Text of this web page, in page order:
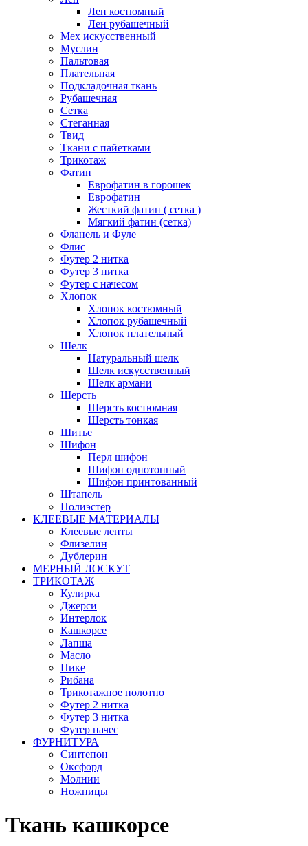
Лен костюмный
Лен рубашечный
Мех искусственный
Муслин
Пальтовая
Плательная
Подкладочная ткань
Рубашечная
Сетка
Стеганная
Твид
Ткани с пайетками
Трикотаж
Фатин
Еврофатин в горошек
Еврофатин
Жесткий фатин ( сетка )
Мягкий фатин (сетка)
Фланель и Фуле
Флис
Футер 2 нитка
Футер 3 нитка
Футер с начесом
Хлопок
Хлопок костюмный
Хлопок рубашечный
Хлопок плательный
Шелк
Натуральный шелк
Шелк искусственный
Шелк армани
Шерсть
Шерсть костюмная
Шерсть тонкая
Шитье
Шифон
Перл шифон
Шифон однотонный
Шифон принтованный
Штапель
Полиэстер
КЛЕЕВЫЕ МАТЕРИАЛЫ
Клеевые ленты
Флизелин
Дублерин
МЕРНЫЙ ЛОСКУТ
ТРИКОТАЖ
Кулирка
Джерси
Интерлок
Кашкорсе
Лапша
Масло
Пике
Рибана
Трикотажное полотно
Футер 2 нитка
Футер 3 нитка
Футер начес
ФУРНИТУРА
Синтепон
Оксфорд
Молнии
Ножницы
Ткань кашкорсе